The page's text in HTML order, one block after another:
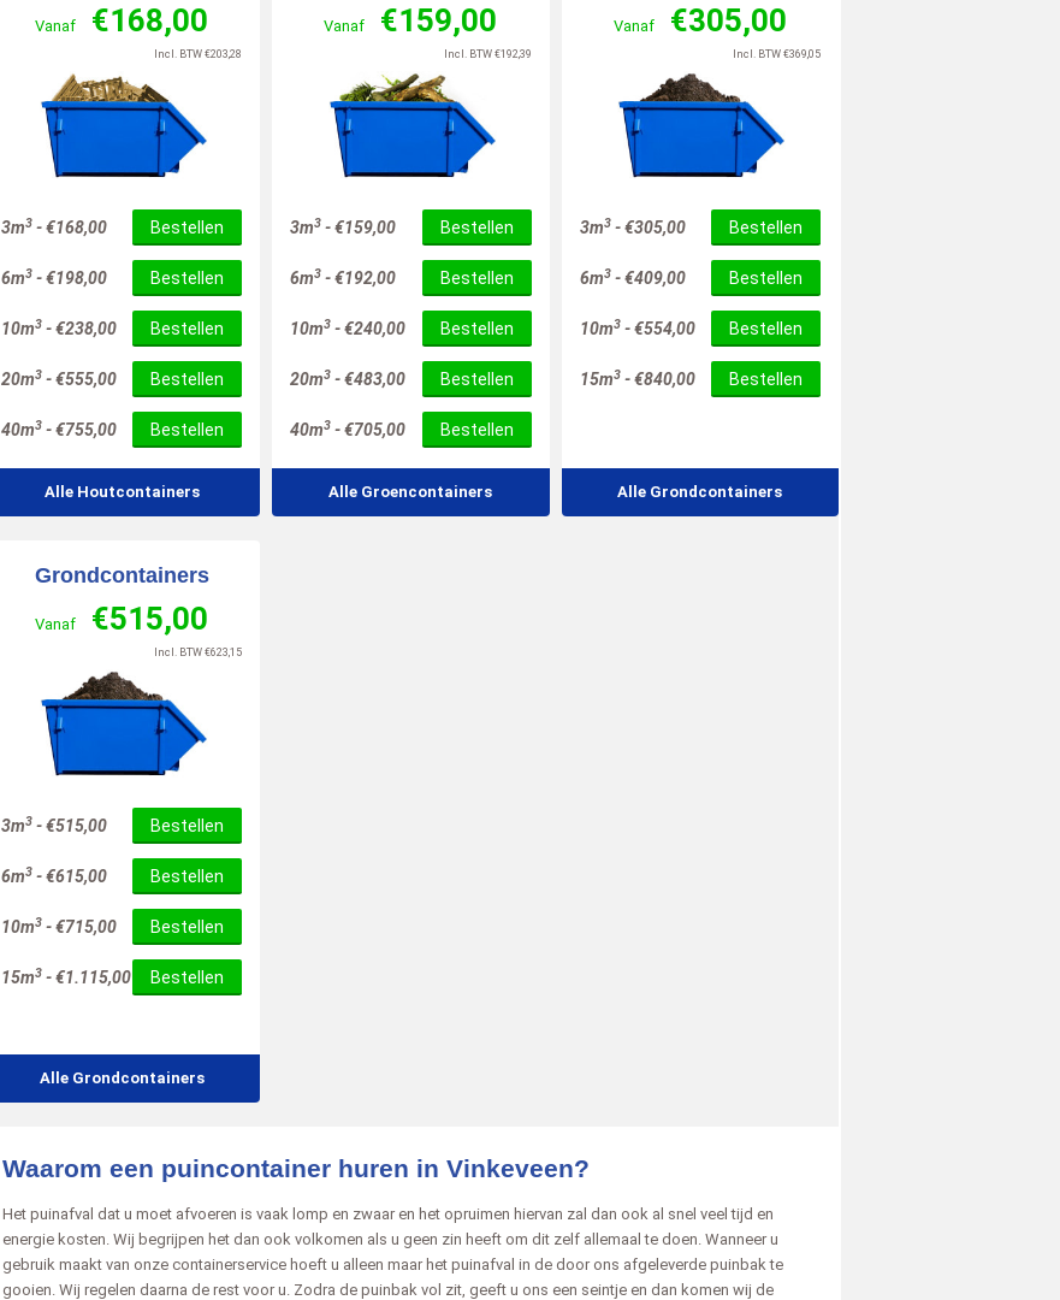
Vanaf €168,00
Incl. BTW€203,28
3m3 -€168,00 Bestellen
6m3 -€198,00 Bestellen
10m3 -€238,00 Bestellen
20m3 -€555,00 Bestellen
40m3 -€755,00 Bestellen
Alle Houtcontainers
Vanaf €159,00
Incl. BTW €192,39
3m3 -€159,00 Bestellen
6m3 -€192,00 Bestellen
10m3 -€240,00 Bestellen
20m3 -€483,00 Bestellen
40m3 -€705,00 Bestellen
Alle Groencontainers
Vanaf €305,00
Incl. BTW €369,05
3m3-€305,00 Bestellen
6m3-€409,00 Bestellen
10m3-€554,00 Bestellen
15m3-€840,00 Bestellen
Alle Grondcontainers
Grondcontainers
Vanaf €515,00
Incl. BTW€623,15
3m3 -€515,00 Bestellen
6m3 -€615,00 Bestellen
10m3 -€715,00 Bestellen
15m3 -€1.115,00 Bestellen
Alle Grondcontainers
Waarom een puincontainer huren in Vinkeveen?
Het puinafval dat u moet afvoeren is vaak lomp en zwaar en het opruimen hiervan zal dan ook al snel veel tijd en
energie kosten. Wij begrijpen het dan ook volkomen als u geen zin heeft om dit zelf allemaal te doen. Wanneer u
gebruik maakt van onze containerservice hoeft u alleen maar het puinafval in de door ons afgeleverde puinbak te
gooien. Wij regelen daarna de rest voor u. Zodra de puinbak vol zit, geeft u ons een seintje en dan komen wij de